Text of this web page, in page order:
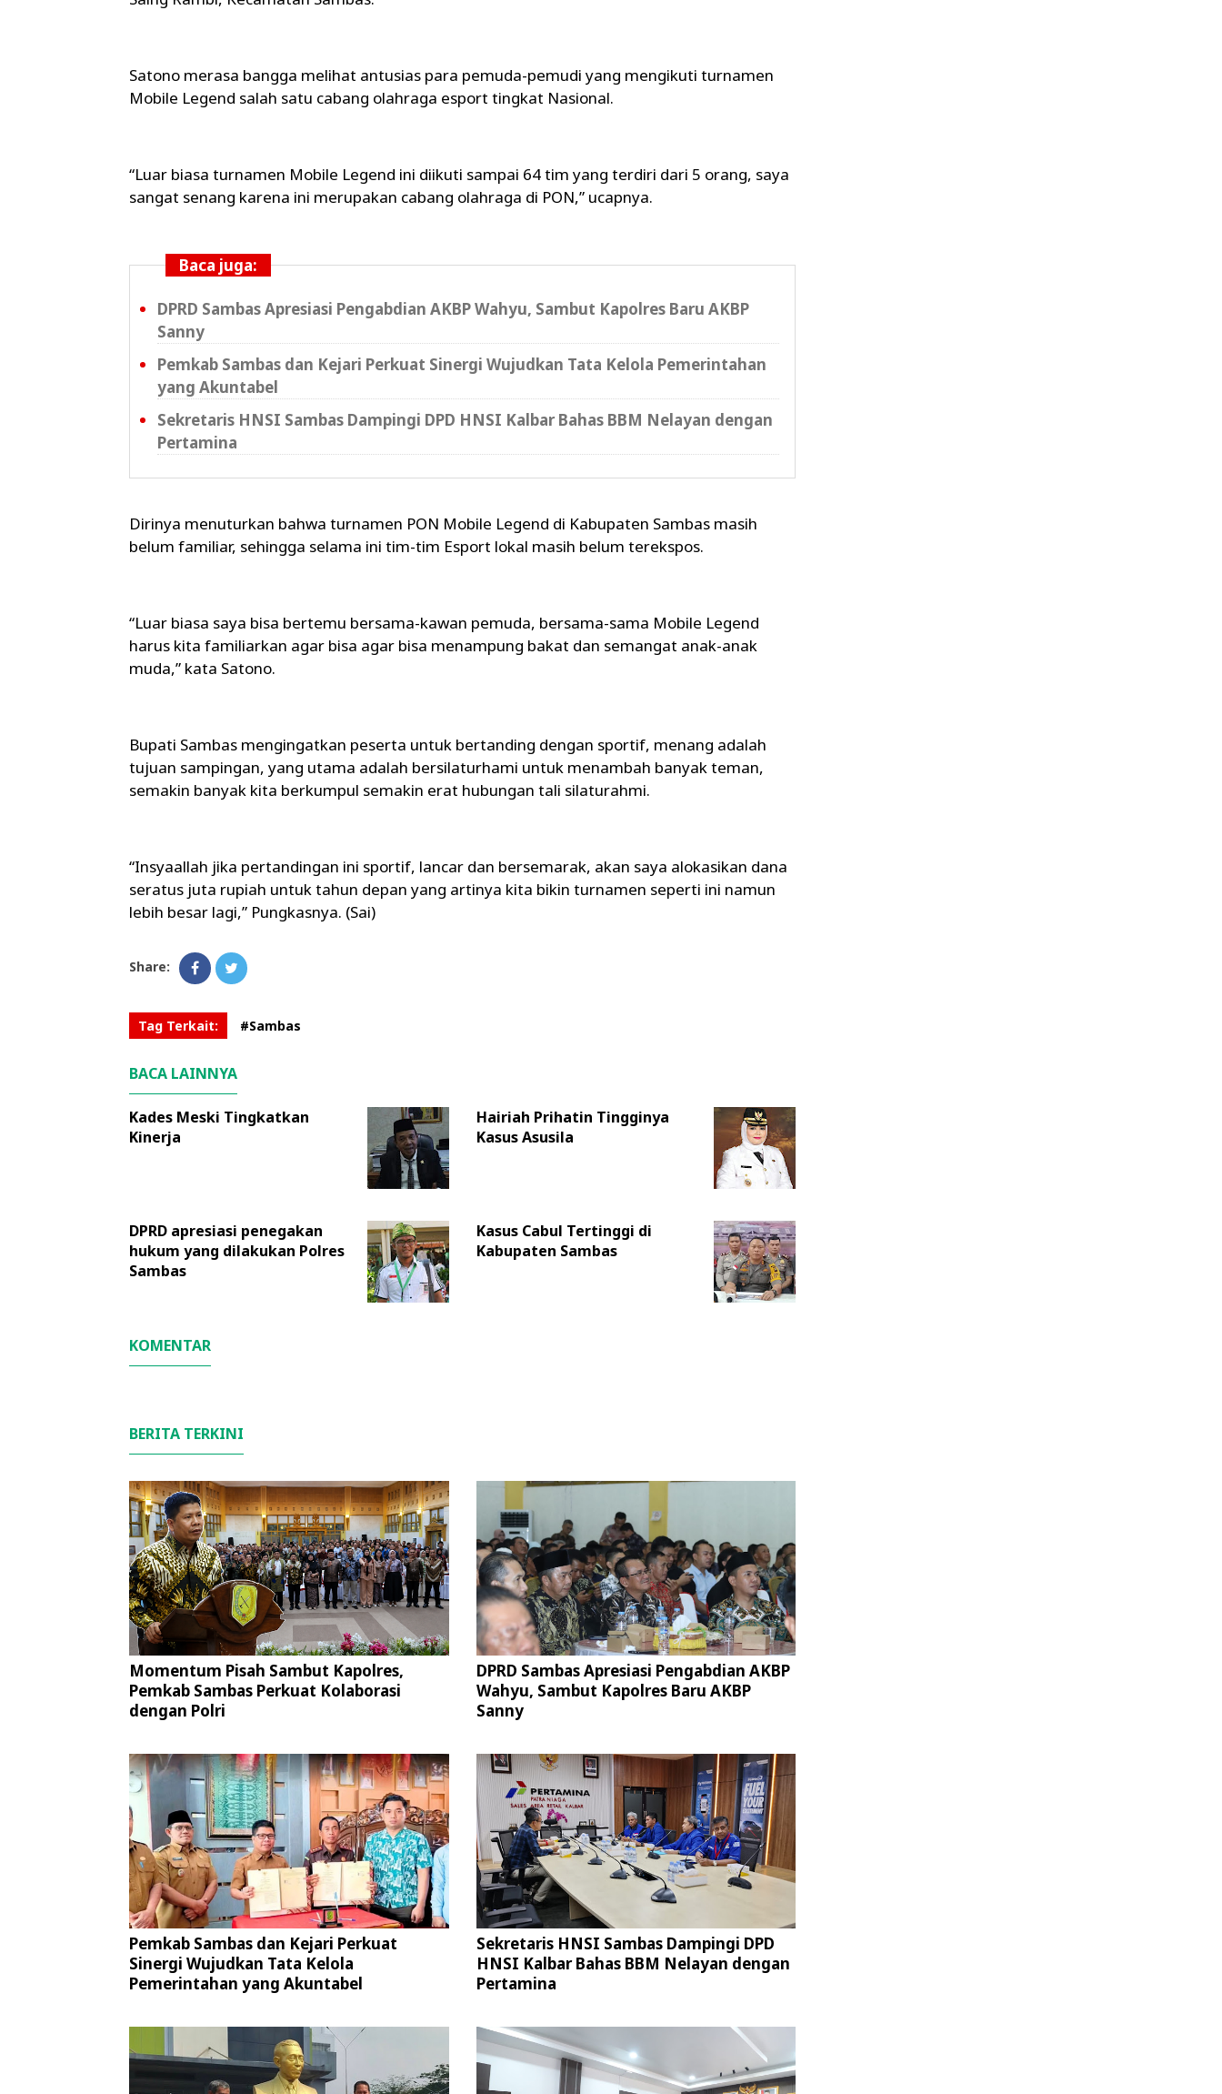
Satono merasa bangga melihat antusias para pemuda-pemudi yang mengikuti turnamen
Mobile Legend salah satu cabang olahraga esport tingkat Nasional.
“Luar biasa turnamen Mobile Legend ini diikuti sampai 64 tim yang terdiri dari 5 orang, saya
sangat senang karena ini merupakan cabang olahraga di PON,” ucapnya.
Baca juga:
DPRD Sambas Apresiasi Pengabdian AKBP Wahyu, Sambut Kapolres Baru AKBP
Sanny
Pemkab Sambas dan Kejari Perkuat Sinergi Wujudkan Tata Kelola Pemerintahan
yang Akuntabel
Sekretaris HNSI Sambas Dampingi DPD HNSI Kalbar Bahas BBM Nelayan dengan
Pertamina
Dirinya menuturkan bahwa turnamen PON Mobile Legend di Kabupaten Sambas masih
belum familiar, sehingga selama ini tim-tim Esport lokal masih belum terekspos.
“Luar biasa saya bisa bertemu bersama-kawan pemuda, bersama-sama Mobile Legend
harus kita familiarkan agar bisa agar bisa menampung bakat dan semangat anak-anak
muda,” kata Satono.
Bupati Sambas mengingatkan peserta untuk bertanding dengan sportif, menang adalah
tujuan sampingan, yang utama adalah bersilaturhami untuk menambah banyak teman,
semakin banyak kita berkumpul semakin erat hubungan tali silaturahmi.
“Insyaallah jika pertandingan ini sportif, lancar dan bersemarak, akan saya alokasikan dana
seratus juta rupiah untuk tahun depan yang artinya kita bikin turnamen seperti ini namun
lebih besar lagi,” Pungkasnya. (Sai)
Share:
Tag Terkait: #Sambas
BACA LAINNYA
Kades Meski Tingkatkan
Kinerja
Hairiah Prihatin Tingginya
Kasus Asusila
DPRD apresiasi penegakan
hukum yang dilakukan Polres
Sambas
Kasus Cabul Tertinggi di
Kabupaten Sambas
KOMENTAR
BERITA TERKINI
Momentum Pisah Sambut Kapolres,
Pemkab Sambas Perkuat Kolaborasi
dengan Polri
DPRD Sambas Apresiasi Pengabdian AKBP
Wahyu, Sambut Kapolres Baru AKBP
Sanny
Pemkab Sambas dan Kejari Perkuat
Sinergi Wujudkan Tata Kelola
Pemerintahan yang Akuntabel
Sekretaris HNSI Sambas Dampingi DPD
HNSI Kalbar Bahas BBM Nelayan dengan
Pertamina